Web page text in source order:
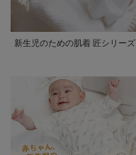
新生児のための肌着 匠シリーズ